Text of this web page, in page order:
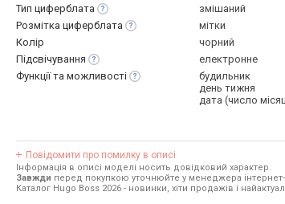
Тип циферблата
змішаний
Розмітка циферблата
мітки
Колір
чорний
Підсвічування
електронне
Функції та можливості
будильник
день тижня
дата (число
Повідомити про помилку в описі
Інформація в описі моделі носить довідковий характер.
Завжди перед покупкою уточнюйте у менеджера інтернет-
Каталог Hugo Boss 2026 - новинки, хіти продажів і